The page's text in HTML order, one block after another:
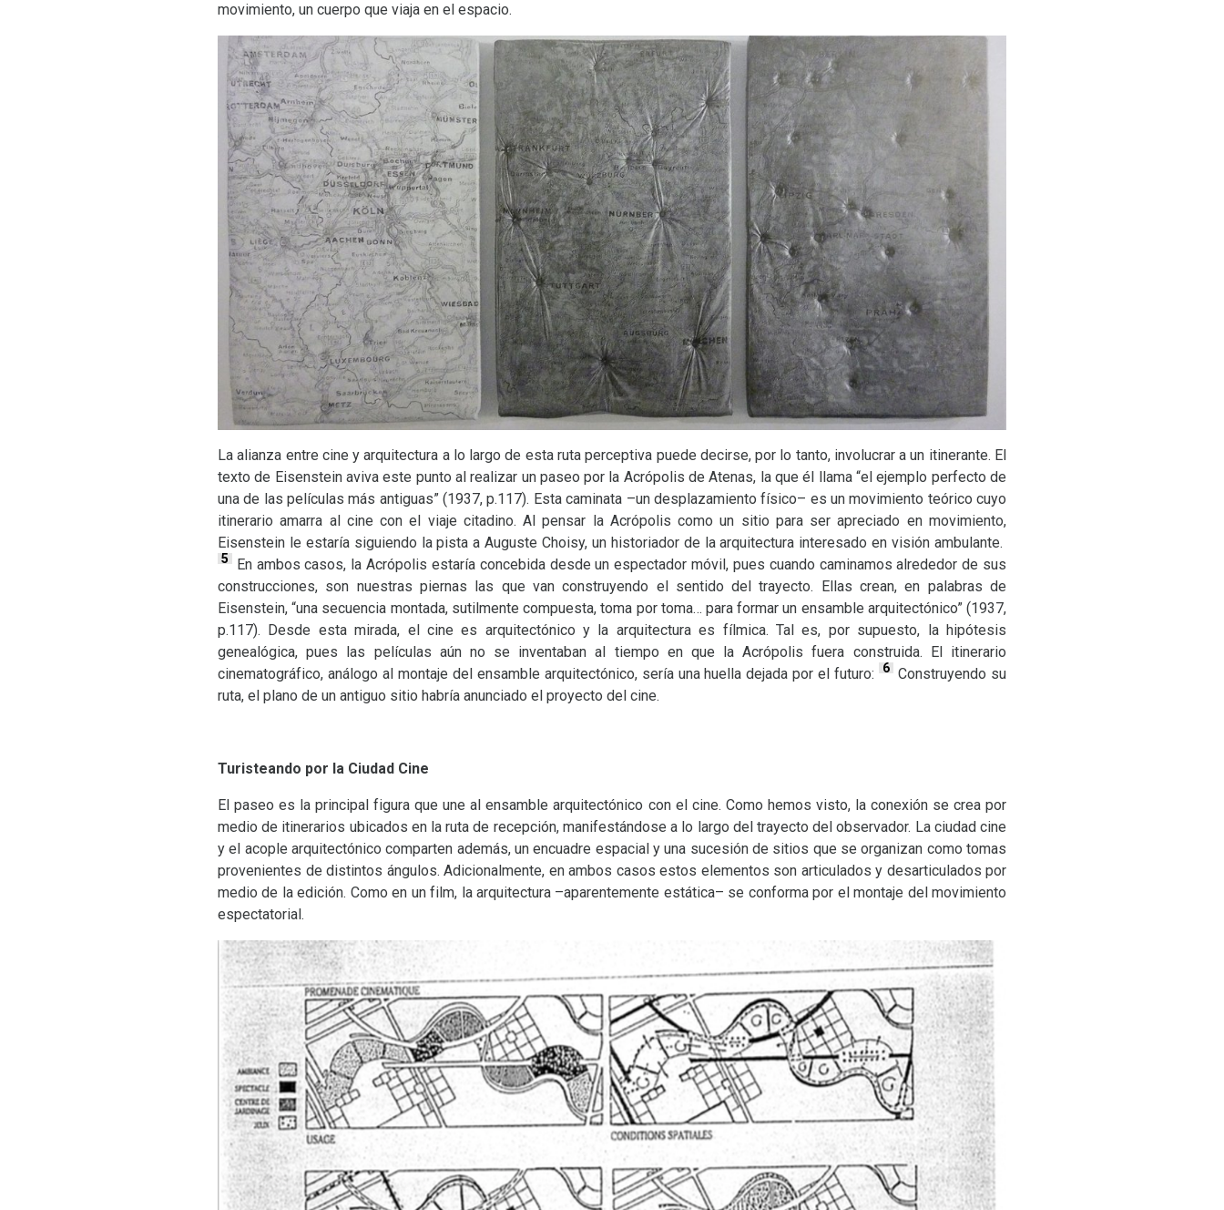
movimiento, un cuerpo que viaja en el espacio.
La alianza entre cine y arquitectura a lo largo de esta ruta perceptiva puede decirse, por lo tanto, involucrar a un itinerante. El
texto de Eisenstein aviva este punto al realizar un paseo por la Acrópolis de Atenas, la que él llama “el ejemplo perfecto de
una de las películas más antiguas” (1937, p.117). Esta caminata –un desplazamiento físico– es un movimiento teórico cuyo
itinerario amarra al cine con el viaje citadino. Al pensar la Acrópolis como un sitio para ser apreciado en movimiento,
Eisenstein le estaría siguiendo la pista a Auguste Choisy, un historiador de la arquitectura interesado en visión ambulante.
5
En ambos casos, la Acrópolis estaría concebida desde un espectador móvil, pues cuando caminamos alrededor de sus
construcciones, son nuestras piernas las que van construyendo el sentido del trayecto. Ellas crean, en palabras de
Eisenstein, “una secuencia montada, sutilmente compuesta, toma por toma… para formar un ensamble arquitectónico” (1937,
p.117). Desde esta mirada, el cine es arquitectónico y la arquitectura es fílmica. Tal es, por supuesto, la hipótesis
genealógica, pues las películas aún no se inventaban al tiempo en que la Acrópolis fuera construida. El itinerario
cinematográfico, análogo al montaje del ensamble arquitectónico, sería una huella dejada por el futuro: 6 Construyendo su
ruta, el plano de un antiguo sitio habría anunciado el proyecto del cine.
Turisteando por la Ciudad Cine
El paseo es la principal figura que une al ensamble arquitectónico con el cine. Como hemos visto, la conexión se crea por
medio de itinerarios ubicados en la ruta de recepción, manifestándose a lo largo del trayecto del observador. La ciudad cine
y el acople arquitectónico comparten además, un encuadre espacial y una sucesión de sitios que se organizan como tomas
provenientes de distintos ángulos. Adicionalmente, en ambos casos estos elementos son articulados y desarticulados por
medio de la edición. Como en un film, la arquitectura –aparentemente estática– se conforma por el montaje del movimiento
espectatorial.